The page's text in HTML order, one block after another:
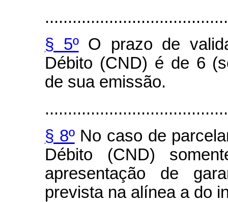
§ 5ºO prazo de
Débito (CND) é de 6
de sua emissão.
§ 8ºNo caso de
Débito (CND)
apresentação de
prevista na alínea a do